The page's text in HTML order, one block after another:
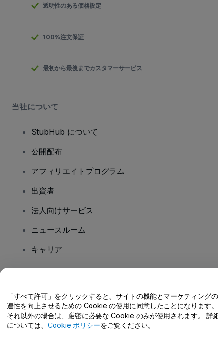
透明性のある価格設定
100%注文保証
最初から最後までカスタマーサービス
当社について
StubHub について
公開配布
アフィリエイトプログラム
出資者
法人向けサービス
ニュースルーム
キャリア
ヘルプセンター / こちらまでご連絡下さい
「すべて許可」をクリックすると、サイトの機能とマーケティング
連性を向上させるための Cookie の使用に同意したことになります。
それ以外の場合は、厳密に必要な Cookie のみが使用されます。 詳
については、 Cookie ポリシーをご覧ください。